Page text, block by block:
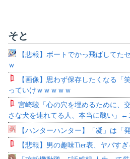
そと
【悲報】ボートでかっ飛ばしてた
ｗ
【画像】思わず保存したくなる「
っていけｗｗｗｗｗ
宮崎駿「心の穴を埋めるために、
さな犬を連れてる人、本当に醜い」←
【ハンターハンター】「凝」は「
【悲報】男の趣味Tier表、ヤバす